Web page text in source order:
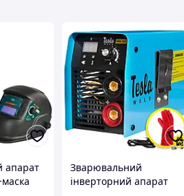
апарат
Зварювальний
інверторний апарат